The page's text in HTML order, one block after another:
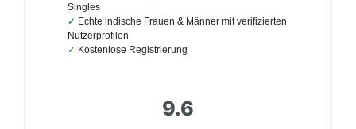
Singles
Echte indische Frauen & Männer mit verifizierten
Nutzerprofilen
Kostenlose Registrierung
9.6